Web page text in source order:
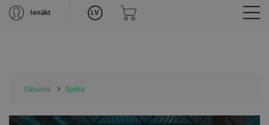
Ienākt LV
Sākums Spēks